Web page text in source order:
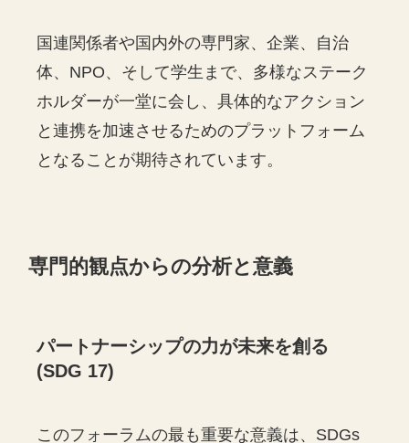
国連関係者や国内外の専門家、企業、自治
体、NPO、そして学生まで、多様なステーク
ホルダーが一堂に会し、具体的なアクション
と連携を加速させるためのプラットフォーム
となることが期待されています。
専門的観点からの分析と意義
パートナーシップの力が未来を創る
(SDG 17)
このフォーラムの最も重要な意義は、SDGs